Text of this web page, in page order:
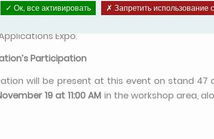
latest trends, and be inspired by advancements
free tickets today for an unforgettable
Expo.
Participation
will be present at this event on stand 47
19 at 11:00 AM in the workshop area,
Ок, все активировать Запретить использование